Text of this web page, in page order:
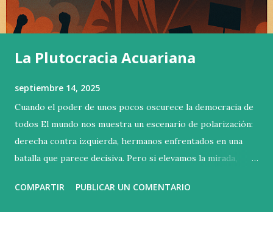
La Plutocracia Acuariana
septiembre 14, 2025
Cuando el poder de unos pocos oscurece la democracia de
todos El mundo nos muestra un escenario de polarización:
derecha contra izquierda, hermanos enfrentados en una
batalla que parece decisiva. Pero si elevamos la mirada,
esencial se libra arriba, en las alturas donde se concentra la
COMPARTIR PUBLICAR UN COMENTARIO